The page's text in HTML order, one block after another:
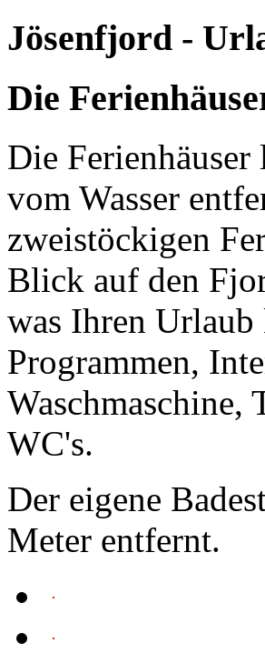
Jösenfjord -
Die
Die
vom Wasser
zweistöckigen
Blick auf den
was Ihren
Programmen,
WC's.
Der eigene
Meter entfernt.